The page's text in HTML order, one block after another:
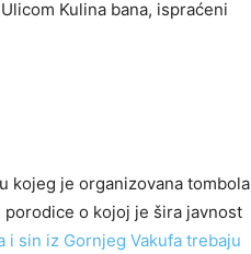
Kulina bana, ispraćeni
kojeg je organizovana tombola
o kojoj je šira javnost
i sin iz Gornjeg Vakufa trebaju